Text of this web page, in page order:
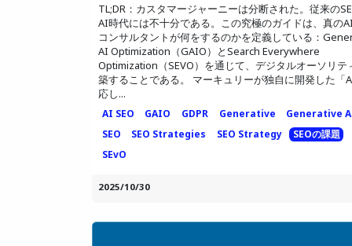
TL;DR：カスタマージャーニーは分断された。従来の
AI時代には不十分である。この究極のガイドは、真の
コンサルタントが何をするのかを定義している：
AI Optimization（GAIO）とSearch Everywhere
Optimization（SEVO）を通じて、デジタルオーソリテ
築することである。 マーキュリーが独自に開発した「
応し...
AI SEO GAIO GDPR Generative
Generative
SEO
SEO Strategies SEO Strategy
SEOの課題
SEvO
2025/10/30